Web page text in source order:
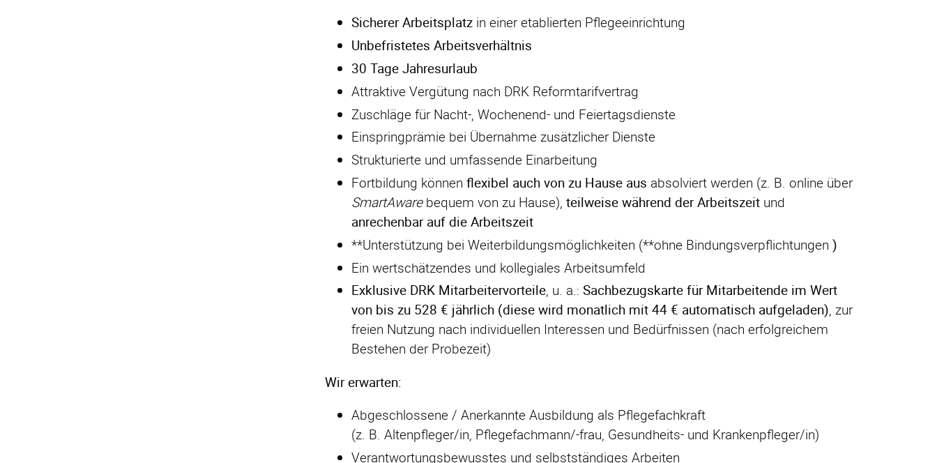
Sicherer Arbeitsplatz in einer etablierten Pflegeeinrichtung
Unbefristetes Arbeitsverhältnis
30 Tage Jahresurlaub
Attraktive Vergütung nach DRK Reformtarifvertrag
Zuschläge für Nacht-, Wochenend- und Feiertagsdienste
Einspringprämie bei Übernahme zusätzlicher Dienste
Strukturierte und umfassende Einarbeitung
Fortbildung könnenflexibel auch von zu Hause aus absolviert werden (z. B. online über
SmartAwarebequem von zu Hause),teilweise während der Arbeitszeit und
anrechenbar auf die Arbeitszeit
**Unterstützung bei Weiterbildungsmöglichkeiten (**ohne Bindungsverpflichtungen)
Ein wertschätzendes und kollegiales Arbeitsumfeld
Exklusive DRK Mitarbeitervorteile, u. a.:Sachbezugskarte für Mitarbeitende im Wert
von bis zu 528 € jährlich (diese wird monatlich mit 44 € automatisch aufgeladen), zur
freien Nutzung nach individuellen Interessen und Bedürfnissen (nach erfolgreichem
Bestehen der Probezeit)
Wir erwarten:
Abgeschlossene / Anerkannte Ausbildung als Pflegefachkraft
(z. B. Altenpfleger/in, Pflegefachmann/-frau, Gesundheits- und Krankenpfleger/in)
Verantwortungsbewusstes und selbstständiges Arbeiten